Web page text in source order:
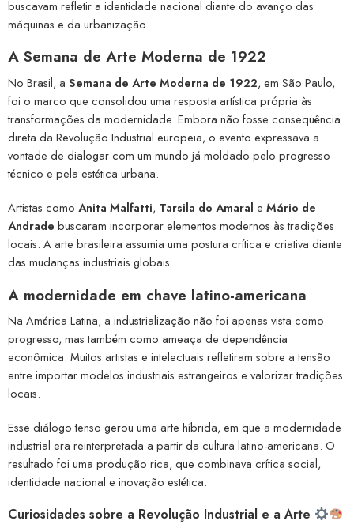
buscavam refletir a identidade nacional diante do avanço das
máquinas e da urbanização.
A Semana de Arte Moderna de 1922
No Brasil, a Semana de Arte Moderna de 1922, em São Paulo,
foi o marco que consolidou uma resposta artística própria às
transformações da modernidade. Embora não fosse consequência
direta da Revolução Industrial europeia, o evento expressava a
vontade de dialogar com um mundo já moldado pelo progresso
técnico e pela estética urbana.
Artistas como Anita Malfatti, Tarsila do Amaral e Mário de
Andrade buscaram incorporar elementos modernos às tradições
locais. A arte brasileira assumia uma postura crítica e criativa diante
das mudanças industriais globais.
A modernidade em chave latino-americana
Na América Latina, a industrialização não foi apenas vista como
progresso, mas também como ameaça de dependência
econômica. Muitos artistas e intelectuais refletiram sobre a tensão
entre importar modelos industriais estrangeiros e valorizar tradições
locais.
Esse diálogo tenso gerou uma arte híbrida, em que a modernidade
industrial era reinterpretada a partir da cultura latino-americana. O
resultado foi uma produção rica, que combinava crítica social,
identidade nacional e inovação estética.
Curiosidades sobre a Revolução Industrial e a Arte